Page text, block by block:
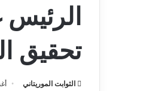
تحقيق
الثوابت الموريتاني